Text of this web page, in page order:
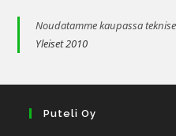
Noudatamme kaupassa
Yleiset 2010
Puteli Oy